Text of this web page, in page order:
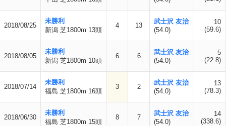
2018/08/25
未勝利
新潟 芝1800m 13頭
4 13
武士沢 友治
(54.0)
10
(59.6)
2018/08/05
未勝利
新潟 芝1800m 10頭
6 6
武士沢 友治
(54.0)
5
(22.8)
2018/07/14
未勝利
福島 芝1800m 16頭
3 2
武士沢 友治
(54.0)
13
(78.3)
2018/06/30
未勝利
福島 芝1800m 15頭
8 7
武士沢 友治
(54.0)
14
(338.6)